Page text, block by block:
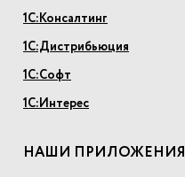
1С:Консалтинг
1С:Дистрибьюция
1С:Софт
1С:Интерес
НАШИ ПРИЛОЖЕНИЯ